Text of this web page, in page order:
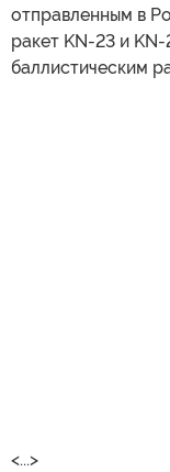
отправленным в
ракет KN-23 и
баллистическим
<...>